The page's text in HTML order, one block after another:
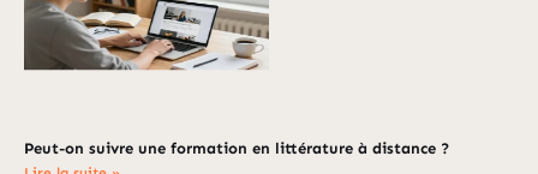
Peut-on suivre une formation en littérature à distance ?